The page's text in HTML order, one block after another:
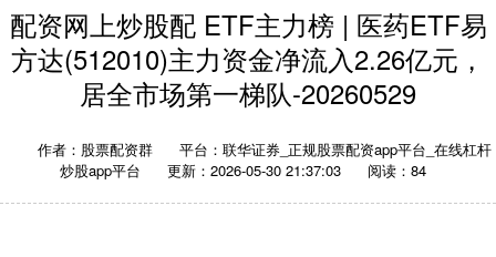
配资网上炒股配 ETF主力榜 | 医药ETF易
方达(512010)主力资金净流入2.26亿元，
居全市场第一梯队-20260529
作者：股票配资群
平台：联华证券_正规股票配资app平台_在线杠杆
炒股app平台
更新：2026-05-30 21:37:03 阅读：84